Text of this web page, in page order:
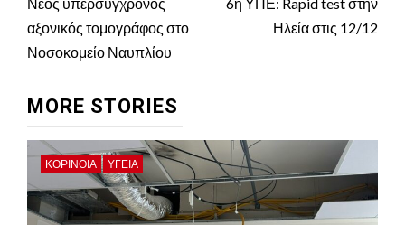
Reading
αξονικός τομογράφος στο
Νοσοκομείο Ναυπλίου
Ηλεία στις 12/12
MORE STORIES
ΚΟΡΙΝΘΊΑ ΥΓΕΙΑ